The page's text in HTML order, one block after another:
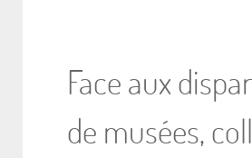
Face aux
de musées,